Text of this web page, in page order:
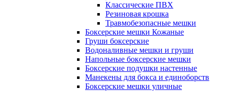
Классические ПВХ
Резиновая крошка
Травмобезопасные мешки
Боксерские мешки Кожаные
Груши боксерские
Водоналивные мешки и груши
Напольные боксерские мешки
Боксерские подушки настенные
Манекены для бокса и единоборств
Боксерские мешки уличные